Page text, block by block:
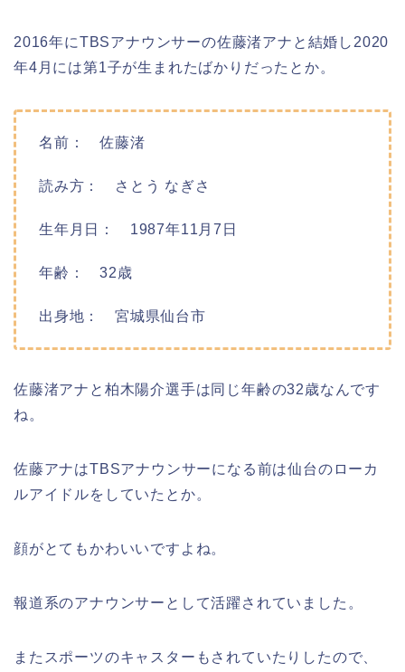
2016年にTBSアナウンサーの佐藤渚アナと結婚し2020
年4月には第1子が生まれたばかりだったとか。
名前： 佐藤渚
読み方： さとう なぎさ
生年月日： 1987年11月7日
年齢： 32歳
出身地： 宮城県仙台市
佐藤渚アナと柏木陽介選手は同じ年齢の32歳なんです
ね。
佐藤アナはTBSアナウンサーになる前は仙台のローカ
ルアイドルをしていたとか。
顔がとてもかわいいですよね。
報道系のアナウンサーとして活躍されていました。
またスポーツのキャスターもされていたりしたので、